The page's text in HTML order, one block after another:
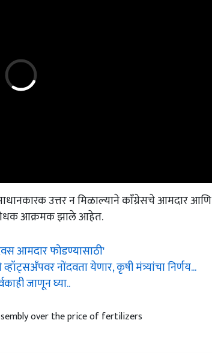
उत्तर न मिळाल्याने काॅंग्रेसचे आमदार आणि
आक्रमक झाले आहेत.
आमदार फोडण्यासाठी'
नोंदवता येणार, कृषी मंत्र्यांचा निर्णय...
जाणून घ्या..
over the price of fertilizers